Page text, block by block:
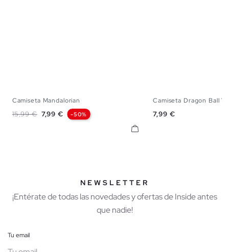
Camiseta Mandalorian
Precio base
15,99 € Precio
7,99 € -50%
Camiseta Dragon Ball
Precio
7,99 €
NEWSLETTER
¡Entérate de todas las novedades y ofertas de Inside antes
que nadie!
Tu email